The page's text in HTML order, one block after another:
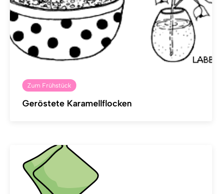
Zum Frühstück
Geröstete Karamellflocken